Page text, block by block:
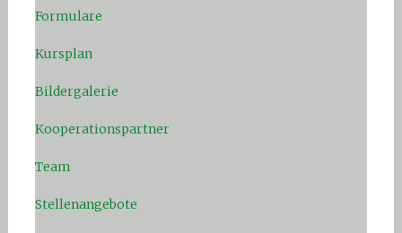
Formulare
Kursplan
Bildergalerie
Kooperationspartner
Team
Stellenangebote